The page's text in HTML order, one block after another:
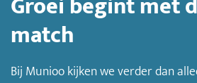
match
Bij Munioo kijken we verder dan